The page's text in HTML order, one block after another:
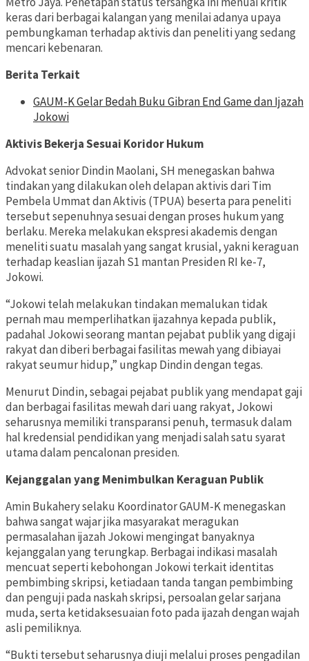
keras dari berbagai kalangan yang menilai adanya upaya
pembungkaman terhadap aktivis dan peneliti yang sedang
mencari kebenaran.
Berita Terkait
GAUM-K Gelar Bedah Buku Gibran End Game dan Ijazah
Jokowi
Aktivis Bekerja Sesuai Koridor Hukum
Advokat senior Dindin Maolani, SH menegaskan bahwa
tindakan yang dilakukan oleh delapan aktivis dari Tim
Pembela Ummat dan Aktivis (TPUA) beserta para peneliti
tersebut sepenuhnya sesuai dengan proses hukum yang
berlaku. Mereka melakukan ekspresi akademis dengan
meneliti suatu masalah yang sangat krusial, yakni keraguan
terhadap keaslian ijazah S1 mantan Presiden RI ke-7,
Jokowi.
“Jokowi telah melakukan tindakan memalukan tidak
pernah mau memperlihatkan ijazahnya kepada publik,
padahal Jokowi seorang mantan pejabat publik yang digaji
rakyat dan diberi berbagai fasilitas mewah yang dibiayai
rakyat seumur hidup,” ungkap Dindin dengan tegas.
Menurut Dindin, sebagai pejabat publik yang mendapat gaji
dan berbagai fasilitas mewah dari uang rakyat, Jokowi
seharusnya memiliki transparansi penuh, termasuk dalam
hal kredensial pendidikan yang menjadi salah satu syarat
utama dalam pencalonan presiden.
Kejanggalan yang Menimbulkan Keraguan Publik
Amin Bukahery selaku Koordinator GAUM-K menegaskan
bahwa sangat wajar jika masyarakat meragukan
permasalahan ijazah Jokowi mengingat banyaknya
kejanggalan yang terungkap. Berbagai indikasi masalah
mencuat seperti kebohongan Jokowi terkait identitas
pembimbing skripsi, ketiadaan tanda tangan pembimbing
dan penguji pada naskah skripsi, persoalan gelar sarjana
muda, serta ketidaksesuaian foto pada ijazah dengan wajah
asli pemiliknya.
“Bukti tersebut seharusnya diuji melalui proses pengadilan